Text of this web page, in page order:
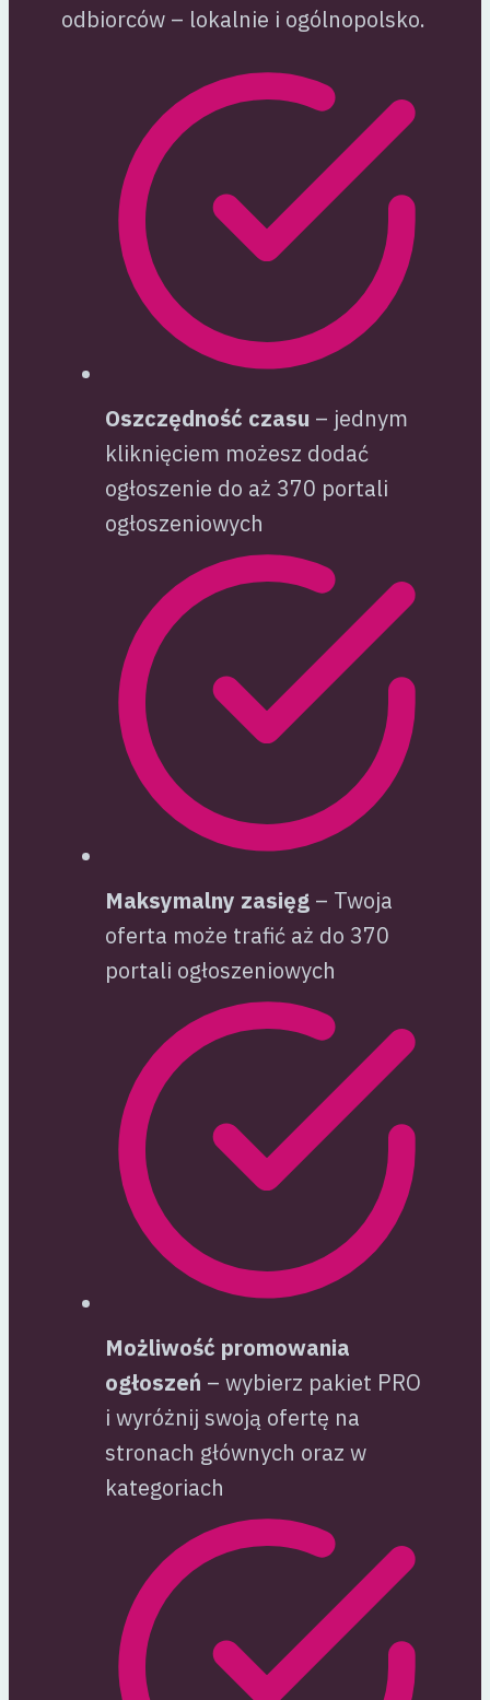
odbiorców – lokalnie i ogólnopolsko.
Oszczędność czasu – jednym
kliknięciem możesz dodać
ogłoszenie do aż 370 portali
ogłoszeniowych
Maksymalny zasięg – Twoja
oferta może trafić aż do 370
portali ogłoszeniowych
Możliwość promowania
ogłoszeń – wybierz pakiet PRO
i wyróżnij swoją ofertę na
stronach głównych oraz w
kategoriach